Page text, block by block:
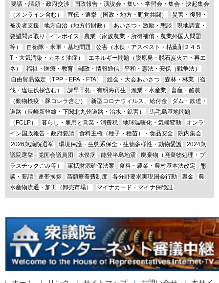
要請・請願・政府交渉
国政報告・演説会・集い・学習会・集会・決起集会
（オンライン含む）
宣伝・選挙（国政・地方・野党共闘）
災害・復興・
被災者支援
地方自治（地方行財政） あいさつ・激励・懇談
現地調査・
要望聞き取り
インボイス
農業（家族農業・所得補償・農業外国人問題
等）
自衛隊・米軍・基地問題
公害（水俣・アスベスト・枯葉剤２４５
T・大気汚染・カネミ油症）
エネルギー問題（脱原発・脱石炭火力・再エ
ネ）
福祉・医療・教育 郵政・情報通信
平和・憲法・安保（戦争法）
自由貿易協定（TPP・EPA・FTA）
総会・大会あいさつ
森林・林業（盗
伐・違法伐採含む）
諫早干拓・有明海再生 漁業・水産業
畜産・酪農
（動物検疫・豚コレラ含む）
新型コロナウィルス、給付金
ダム・鉄道・
道路（長崎新幹線・下関北九州道路・治水・鉱害）
馬毛島基地問題
（FCLP）
暮らし・雇用と営業・消費税 地球温暖化・気候変動
オンラ
イン国政報告・政府要請
食料主権（種子・種苗）・食品安全
院内集会
2026衆議院選挙
環境保護・生態系保全・生物多様性・動物愛護
2024衆
議院選挙
党国会議員団 水俣病 能登半島地震
廃棄物（廃棄物処理・プ
ラスチックごみ等）
軍拡財源確保法案 食料・農業・農村基本法改定
懇
談・要請
連帯挨拶 高額療養費制度 各分野要求実現国会行動 裏金
農
水産物流通・加工（卸売市場）
マイナカード・マイナ保険証